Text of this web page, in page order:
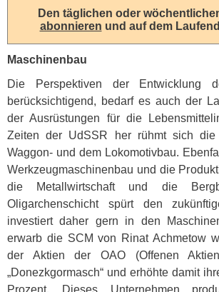
Den täglichen oder
abonnieren und auf dem
Maschinenbau
Die Perspektiven der Entwicklung
berücksichtigend, bedarf es auch der
der Ausrüstungen für die
Zeiten der UdSSR her rühmt sich
Waggon- und dem Lokomotivbau.
Werkzeugmaschinenbau und die
die Metallwirtschaft und die
Oligarchenschicht spürt den
investiert daher gern in den
erwarb die SCM von Rinat Achmetow
der Aktien der OAO (Offenen
„Donezkgormasch“ und erhöhte damit
Prozent. Dieses Unternehmen